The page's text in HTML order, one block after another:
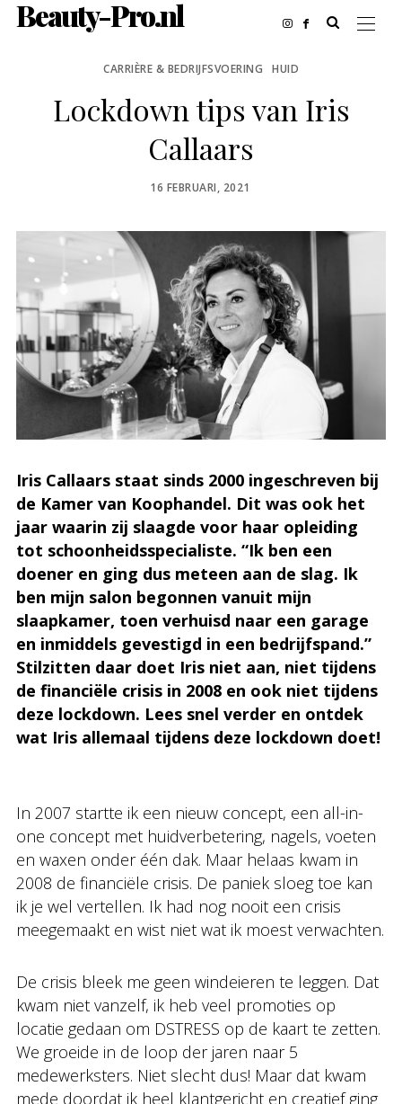
Beauty-Pro.nl
CARRIÈRE & BEDRIJFSVOERING HUID
Lockdown tips van Iris
Callaars
POSTED
16 FEBRUARI, 2021
Iris Callaars staat sinds 2000 ingeschreven bij
de Kamer van Koophandel. Dit was ook het
jaar waarin zij slaagde voor haar opleiding
tot schoonheidsspecialiste. “Ik ben een
doener en ging dus meteen aan de slag. Ik
ben mijn salon begonnen vanuit mijn
slaapkamer, toen verhuisd naar een garage
en inmiddels gevestigd in een bedrijfspand.”
Stilzitten daar doet Iris niet aan, niet tijdens
de financiële crisis in 2008 en ook niet tijdens
deze lockdown. Lees snel verder en ontdek
wat Iris allemaal tijdens deze lockdown doet!
In 2007 startte ik een nieuw concept, een all-in-
one concept met huidverbetering, nagels, voeten
en waxen onder één dak. Maar helaas kwam in
2008 de financiële crisis. De paniek sloeg toe kan
ik je wel vertellen. Ik had nog nooit een crisis
meegemaakt en wist niet wat ik moest verwachten.
De crisis bleek me geen windeieren te leggen. Dat
kwam niet vanzelf, ik heb veel promoties op
locatie gedaan om DSTRESS op de kaart te zetten.
We groeide in de loop der jaren naar 5
medewerksters. Niet slecht dus! Maar dat kwam
mede doordat ik heel klantgericht en creatief ging